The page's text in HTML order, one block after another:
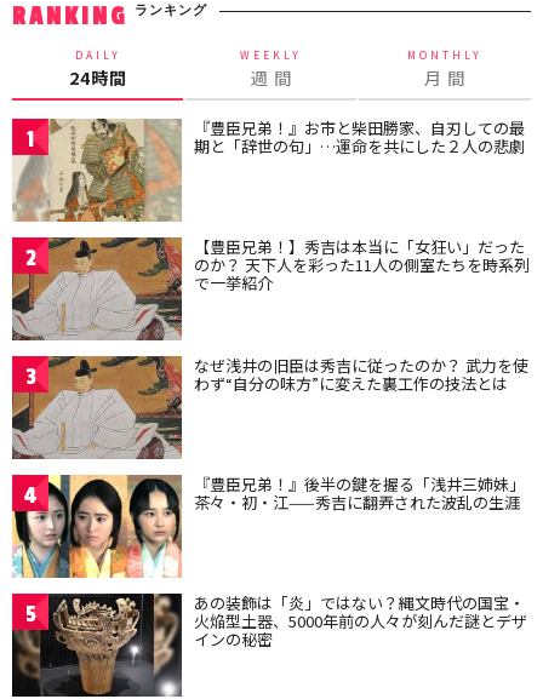
RANKING ランキング
DAILY
24時間
WEEKLY
週 間
MONTHLY
月 間
1 『豊臣兄弟！』お市と柴田勝家、自刃しての最
期と「辞世の句」…運命を共にした２人の悲劇
2 【豊臣兄弟！】秀吉は本当に「女狂い」だった
のか？ 天下人を彩った11人の側室たちを時系列
で一挙紹介
3 なぜ浅井の旧臣は秀吉に従ったのか？ 武力を使
わず“自分の味方”に変えた裏工作の技法とは
4 『豊臣兄弟！』後半の鍵を握る「浅井三姉妹」
茶々・初・江——秀吉に翻弄された波乱の生涯
5 あの装飾は「炎」ではない？縄文時代の国宝・
火焔型土器、5000年前の人々が刻んだ謎とデザ
インの秘密